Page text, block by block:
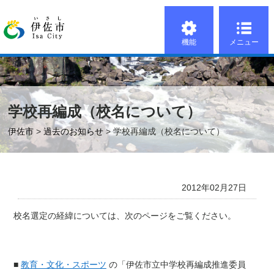
機能 メニュー
学校再編成（校名について）
伊佐市 >過去のお知らせ > 学校再編成（校名について）
2012年02月27日
校名選定の経緯については、次のページをご覧ください。
■ 教育・文化・スポーツ の「伊佐市立中学校再編成推進委員